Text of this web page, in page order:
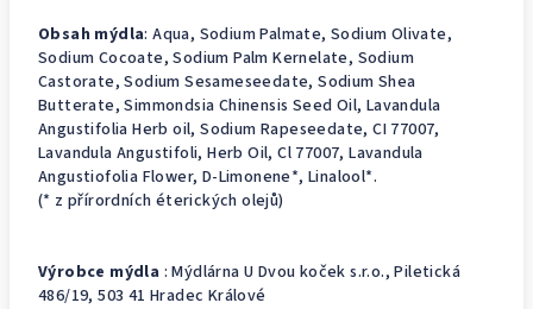
Obsah mýdla: Aqua, Sodium Palmate, Sodium Olivate,
Sodium Cocoate, Sodium Palm Kernelate, Sodium
Castorate, Sodium Sesameseedate, Sodium Shea
Butterate, Simmondsia Chinensis Seed Oil, Lavandula
Angustifolia Herb oil, Sodium Rapeseedate, CI 77007,
Lavandula Angustifoli, Herb Oil, Cl 77007, Lavandula
Angustiofolia Flower, D-Limonene*, Linalool*.
(* z přírordních éterických olejů)
Výrobce mýdla : Mýdlárna U Dvou koček s.r.o., Piletická
486/19, 503 41 Hradec Králové